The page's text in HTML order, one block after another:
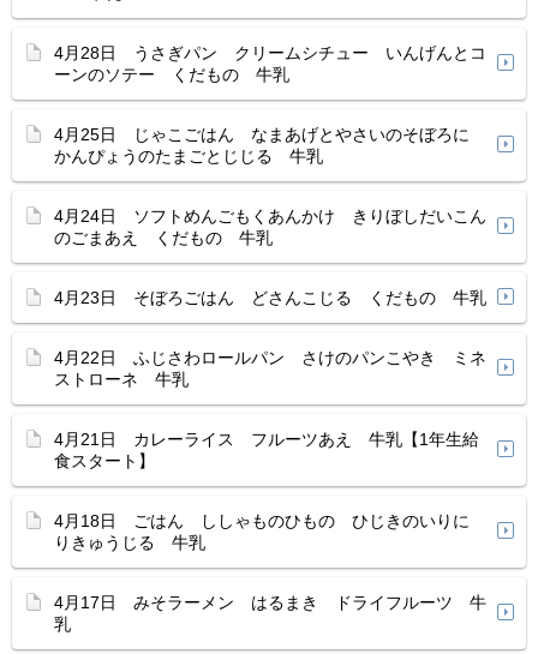
4月28日 うさぎパン クリームシチュー いんげんとコ
ーンのソテー くだもの 牛乳
4月25日 じゃこごはん なまあげとやさいのそぼろに
かんぴょうのたまごとじじる 牛乳
4月24日 ソフトめんごもくあんかけ きりぼしだいこん
のごまあえ くだもの 牛乳
4月23日 そぼろごはん どさんこじる くだもの 牛乳
4月22日 ふじさわロールパン さけのパンこやき ミネ
ストローネ 牛乳
4月21日 カレーライス フルーツあえ 牛乳【1年生給
食スタート】
4月18日 ごはん ししゃものひもの ひじきのいりに
りきゅうじる 牛乳
4月17日 みそラーメン はるまき ドライフルーツ 牛
乳